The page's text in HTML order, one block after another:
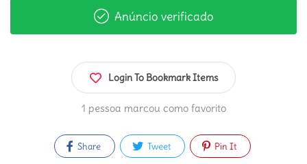
Anúncio verificado
Login To Bookmark Items
1 pessoa marcou como favorito
Share Tweet Pin It